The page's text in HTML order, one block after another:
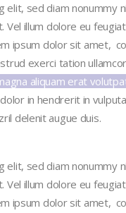
sed diam
Vel illum dolore eu
ipsum dolor sit amet,
exerci tation
aliquam erat
in hendrerit in
delenit augue duis.
sed diam
Vel illum dolore eu
ipsum dolor sit amet,